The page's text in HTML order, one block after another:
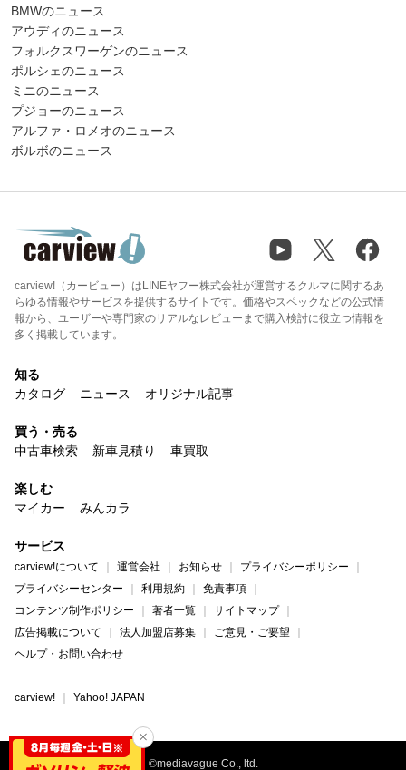
BMWのニュース
アウディのニュース
フォルクスワーゲンのニュース
ポルシェのニュース
ミニのニュース
プジョーのニュース
アルファ・ロメオのニュース
ボルボのニュース
carview!（カービュー）はLINEヤフー株式会社が運営するクルマに関するあ
らゆる情報やサービスを提供するサイトです。価格やスペックなどの公式情
報から、ユーザーや専門家のリアルなレビューまで購入検討に役立つ情報を
多く掲載しています。
知る
カタログ
ニュース オリジナル記事
買う・売る
中古車検索
新車見積り 車買取
楽しむ
マイカー
みんカラ
サービス
carview!について 運営会社 お知らせ
プライバシーポリシー
プライバシーセンター
利用規約
免責事項
コンテンツ制作ポリシー
著者一覧
サイトマップ
広告掲載について
法人加盟店募集
ご意見・ご要望
ヘルプ・お問い合わせ
carview! Yahoo! JAPAN
©mediavague Co., ltd.